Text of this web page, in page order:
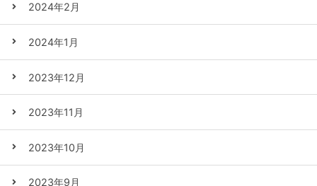
2024年2月
2024年1月
2023年12月
2023年11月
2023年10月
2023年9月